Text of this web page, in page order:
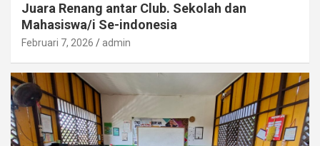
Juara Renang antar Club. Sekolah dan
Mahasiswa/i Se-indonesia
Februari 7, 2026 admin